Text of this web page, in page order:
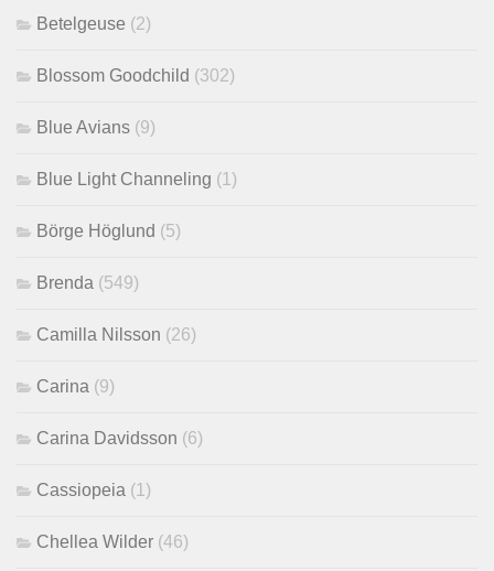
Betelgeuse (2)
Blossom Goodchild (302)
Blue Avians (9)
Blue Light Channeling (1)
Börge Höglund (5)
Brenda (549)
Camilla Nilsson (26)
Carina (9)
Carina Davidsson (6)
Cassiopeia (1)
Chellea Wilder (46)